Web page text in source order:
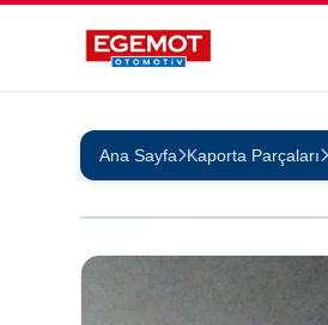
Ana Sayfa Kaporta Parçaları